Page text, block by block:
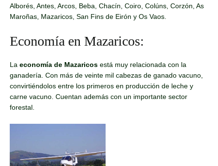
Alborés, Antes, Arcos, Beba, Chacín, Coiro, Colúns, Corzón, As
Maroñas, Mazaricos, San Fins de Eirón y Os Vaos.
Economía en Mazaricos:
La economía de Mazaricos está muy relacionada con la
ganadería. Con más de veinte mil cabezas de ganado vacuno,
convirtiéndolos entre los primeros en producción de leche y
carne vacuno. Cuentan además con un importante sector
forestal.